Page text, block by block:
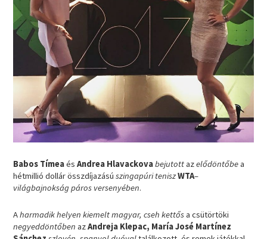
Babos TímeaésAndrea Hlavackovabejutottazelődöntőbea
hétmillió dollár összdíjazásúszingapúri teniszWTA–
világbajnokság páros versenyében.
Aharmadik helyen kiemelt magyar, cseh kettősa csütörtöki
negyeddöntőben azAndreja Klepac, María José Martínez